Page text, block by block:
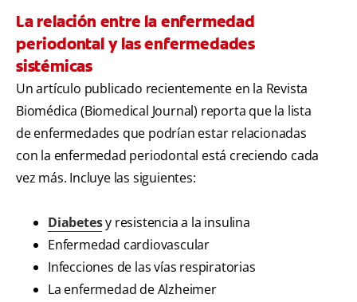
La relación entre la enfermedad
periodontal y las enfermedades
sistémicas
Un artículo publicado recientemente en la Revista
Biomédica (Biomedical Journal) reporta que la lista
de enfermedades que podrían estar relacionadas
con la enfermedad periodontal está creciendo cada
vez más. Incluye las siguientes:
Diabetesy resistencia a la insulina
Enfermedad cardiovascular
Infecciones de las vías respiratorias
La enfermedad de Alzheimer